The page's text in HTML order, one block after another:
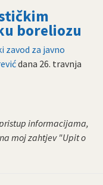
boreliozu
zavod za javno
dana 26. travnja
informacijama,
moj zahtjev "Upit o